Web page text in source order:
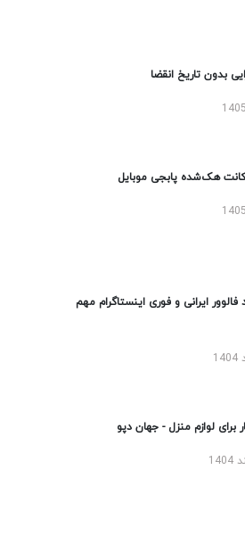
بدون تاریخ انقضا
هک‌شده پابجی موبایل
ایرانی و فوری اینستاگرام مهم
برای لوازم منزل - جهان دپو